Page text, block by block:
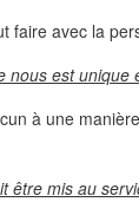
faire avec la
nous est unique
à une
être mis au